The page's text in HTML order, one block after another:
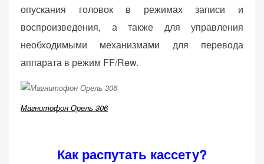
опускания головок в режимах записи и
воспроизведения, а также для управления
необходимыми механизмами для перевода
аппарата в режим FF/Rew.
Магнитофон Орель 306
Как распутать кассету?